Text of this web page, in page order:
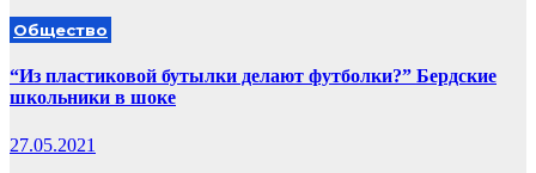
Общество
“Из пластиковой бутылки делают футболки?” Бердские
школьники в шоке
27.05.2021